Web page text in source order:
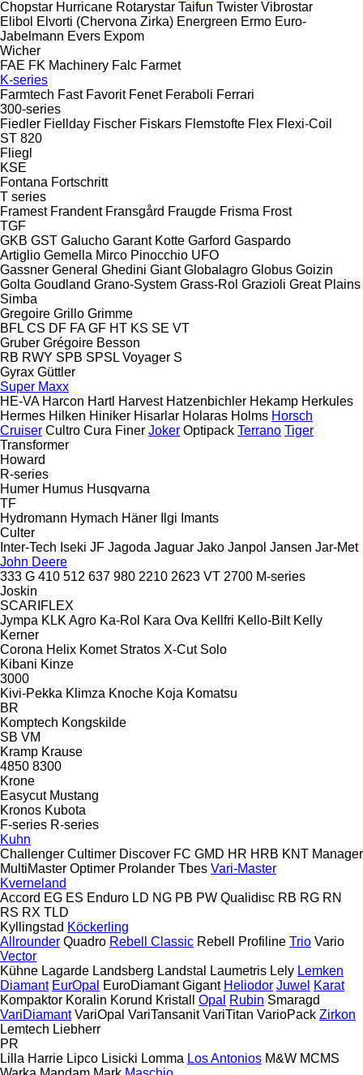
Chopstar Hurricane Rotarystar Taifun Twister Vibrostar
Elibol Elvorti (Chervona Zirka) Energreen Ermo Euro-
Jabelmann Evers Expom
Wicher
FAE FK Machinery Falc Farmet
K-series
Farmtech Fast Favorit Fenet Feraboli Ferrari
300-series
Fiedler Fiellday Fischer Fiskars Flemstofte Flex Flexi-Coil
ST 820
Fliegl
KSE
Fontana Fortschritt
T series
Framest Frandent Fransgård Fraugde Frisma Frost
TGF
GKB GST Galucho Garant Kotte Garford Gaspardo
Artiglio Gemella Mirco Pinocchio UFO
Gassner General Ghedini Giant Globalagro Globus Goizin
Golta Goudland Grano-System Grass-Rol Grazioli Great Plains
Simba
Gregoire Grillo Grimme
BFL CS DF FA GF HT KS SE VT
Gruber Grégoire Besson
RB RWY SPB SPSL Voyager S
Gyrax Güttler
Super Maxx
HE-VA Harcon Hartl Harvest Hatzenbichler Hekamp Herkules
Hermes Hilken Hiniker Hisarlar Holaras Holms Horsch
Cruiser Cultro Cura Finer Joker Optipack Terrano Tiger
Transformer
Howard
R-series
Humer Humus Husqvarna
TF
Hydromann Hymach Häner Ilgi Imants
Culter
Inter-Tech Iseki JF Jagoda Jaguar Jako Janpol Jansen Jar-Met
John Deere
333 G 410 512 637 980 2210 2623 VT 2700 M-series
Joskin
SCARIFLEX
Jympa KLK Agro Ka-Rol Kara Ova Kellfri Kello-Bilt Kelly
Kerner
Corona Helix Komet Stratos X-Cut Solo
Kibani Kinze
3000
Kivi-Pekka Klimza Knoche Koja Komatsu
BR
Komptech Kongskilde
SB VM
Kramp Krause
4850 8300
Krone
Easycut Mustang
Kronos Kubota
F-series R-series
Kuhn
Challenger Cultimer Discover FC GMD HR HRB KNT Manager
MultiMaster Optimer Prolander Tbes Vari-Master
Kverneland
Accord EG ES Enduro LD NG PB PW Qualidisc RB RG RN
RS RX TLD
Kyllingstad Köckerling
Allrounder Quadro Rebell Classic Rebell Profiline Trio Vario
Vector
Kühne Lagarde Landsberg Landstal Laumetris Lely Lemken
Diamant EurOpal EuroDiamant Gigant Heliodor Juwel Karat
Kompaktor Koralin Korund Kristall Opal Rubin Smaragd
VariDiamant VariOpal VariTansanit VariTitan VarioPack Zirkon
Lemtech Liebherr
PR
Lilla Harrie Lipco Lisicki Lomma Los Antonios M&W MCMS